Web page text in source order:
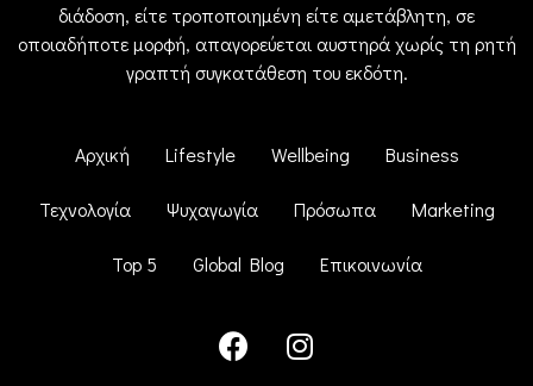
διάδοση, είτε τροποποιημένη είτε αμετάβλητη, σε
οποιαδήποτε μορφή, απαγορεύεται αυστηρά χωρίς τη ρητή
γραπτή συγκατάθεση του εκδότη.
Αρχική Lifestyle Wellbeing Business
Τεχνολογία Ψυχαγωγία Πρόσωπα Marketing
Top 5 Global Blog Επικοινωνία